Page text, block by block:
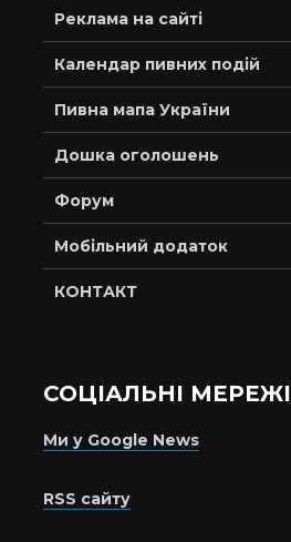
Реклама на сайті
Календар пивних подій
Пивна мапа України
Дошка оголошень
Форум
Мобільний додаток
КОНТАКТ
СОЦІАЛЬНІ МЕРЕЖІ
Ми у Google News
RSS сайту